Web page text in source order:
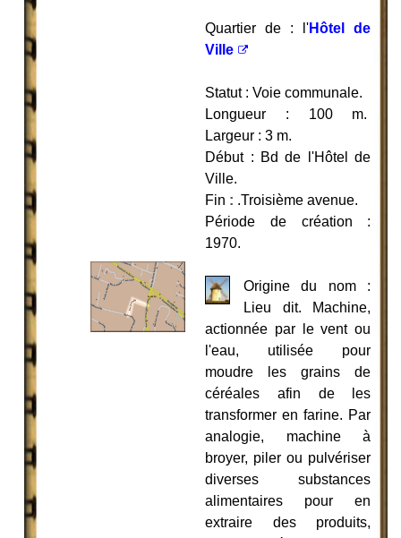
Quartier de : l'Hôtel de
Ville
Statut : Voie communale.
Longueur : 100 m.
Largeur : 3 m.
Début : Bd de l'Hôtel de
Ville.
Fin : .Troisième avenue.
Période de création :
1970.
Origine du nom :
Lieu dit. Machine,
actionnée par le vent ou
l'eau, utilisée pour
moudre les grains de
céréales afin de les
transformer en farine. Par
analogie, machine à
broyer, piler ou pulvériser
diverses substances
alimentaires pour en
extraire des produits,